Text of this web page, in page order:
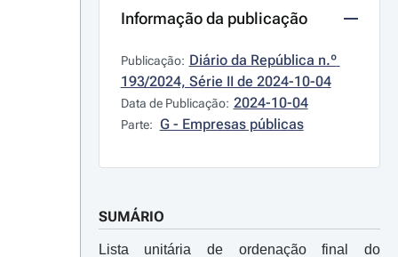
Informação da publicação
Publicação: Diário da República n.º
193/2024, Série II de 2024-10-04
Data de Publicação: 2024-10-04
Parte: G - Empresas públicas
SUMÁRIO
Lista unitária de ordenação final do